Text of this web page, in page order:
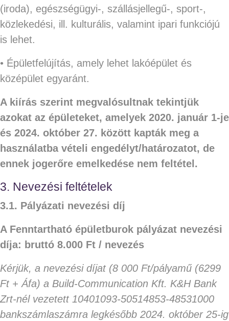
(iroda), egészségügyi-, szállásjellegű-, sport-,
közlekedési, ill. kulturális, valamint ipari funkciójú
is lehet.
• Épületfelújítás, amely lehet lakóépület és
középület egyaránt.
A kiírás szerint megvalósultnak tekintjük
azokat az épületeket, amelyek 2020. január 1-je
és 2024. október 27. között kapták meg a
használatba vételi engedélyt/határozatot, de
ennek jogerőre emelkedése nem feltétel.
3. Nevezési feltételek
3.1. Pályázati nevezési díj
A Fenntartható épületburok pályázat nevezési
díja: bruttó 8.000 Ft / nevezés
Kérjük, a nevezési díjat (8 000 Ft/pályamű (6299
Ft + Áfa) a Build-Communication Kft. K&H Bank
Zrt-nél vezetett 10401093-50514853-48531000
bankszámlaszámra legkésőbb 2024. október 25-ig